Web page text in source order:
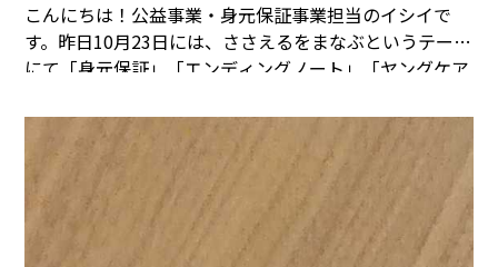
こんにちは！ 公益事業・身元保証事業担当のイシイで
す。 昨日10月23日には、ささえるをまなぶというテーマ
にて「身元保証」「エンディングノート」「ヤングケア
いことに、静岡市終活支援優良事業者として「身元保
証」についての講座の方を担当をさせて頂きました！
今
の家族情勢の変化、具体的なサービスについて、事業者
によっての違いなどを中心にお話しの方をさせて頂きま
その他、ヤングケアラーについては今まで個人的
にもあまり経験がなく、初めて聞く事ばかりではありま